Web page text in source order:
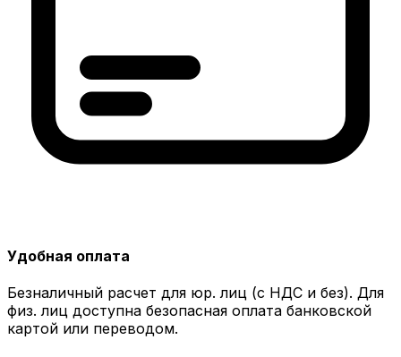
Удобная оплата
Безналичный расчет для юр. лиц (с НДС и без). Для
физ. лиц доступна безопасная оплата банковской
картой или переводом.